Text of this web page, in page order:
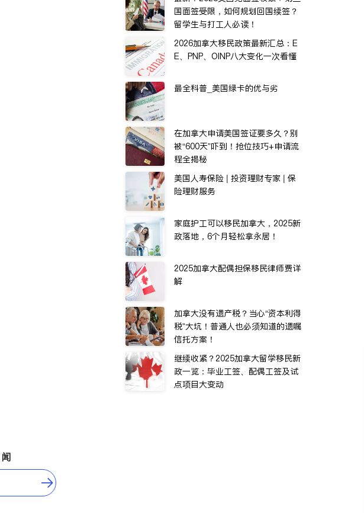
国面签受限，如何规划回国续签？
留学生与打工人必读！
2026加拿大移民政策最新汇总：E
E、PNP、OINP八大变化一次看懂
最全科普_美国绿卡的优与劣
在加拿大申请美国签证要多久？别
被“600天”吓到！抢位技巧+申请流
程全揭秘
美国人寿保险 | 投资理财专家 | 保
险理财服务
家庭护工可以移民加拿大，2025新
政落地，6个月轻松拿永居！
2025加拿大配偶担保移民律师费详
解
加拿大没有遗产税？当心“资本利得
税”大坑！普通人也必须知道的遗嘱
信托方案！
继续收紧？2025加拿大留学移民新
政一览：毕业工签、配偶工签及试
点项目大变动